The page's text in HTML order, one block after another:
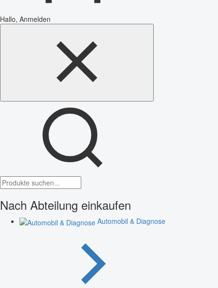
Hallo, Anmelden
Nach Abteilung einkaufen
Automobil & Diagnose